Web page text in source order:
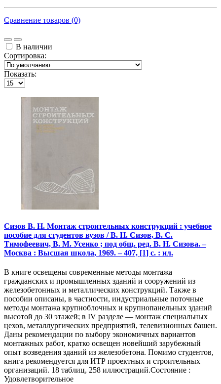
Сравнение товаров (0)
В наличии
Сортировка:
Показать:
Сизов В. Н. Монтаж строительных конструкций : учебное
пособие для студентов вузов / В. Н. Сизов, В. С.
Тимофеевич, В. М. Усенко ; под общ. ред. В. Н. Сизова. –
Москва : Высшая школа, 1969. – 407, [1] с. : ил.
В книге освещены современные методы монтажа
гражданских и промышленных зданий и сооружений из
железобетонных и металлических конструкций. Также в
пособии описаны, в частности, индустриальные поточные
методы монтажа крупноблочных и крупнопанельных зданий
высотой до 30 этажей; в IV разделе — монтаж специальных
цехов, металлургических предприятий, телевизионных башен.
Даны рекомендации по выбору экономичных вариантов
монтажных работ, кратко освещен новейший зарубежный
опыт возведения зданий из железобетона. Помимо студентов,
книга рекомендуется для ИТР проектных и строительных
организаций. 18 таблиц, 258 иллюстраций.Состояние :
Удовлетворительное